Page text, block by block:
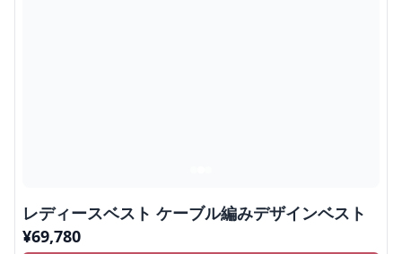
レディースベスト ケーブル編みデザインベスト
¥69,780